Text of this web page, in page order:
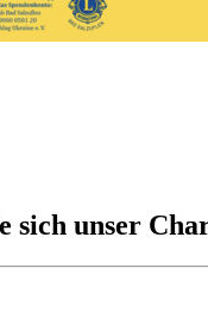
sich unser